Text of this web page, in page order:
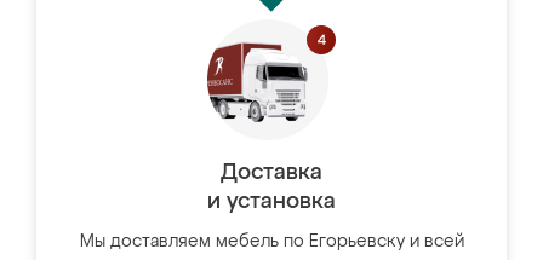
Доставка
и установка
Мы доставляем мебель по Егорьевску и всей